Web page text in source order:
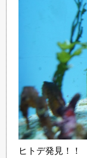
ヒトデ発見！！